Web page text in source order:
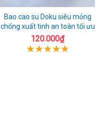
Bao cao su Doku siêu mỏng
chống xuất tinh an toàn tối ưu
120.000₫